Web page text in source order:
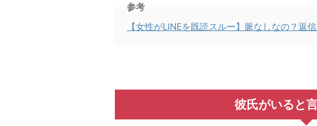
参考
【女性がLINEを既読スルー】脈なしなの？返
彼氏がいると